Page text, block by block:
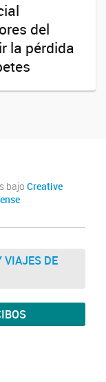
del
la pérdida
bajo Creative
VIAJES DE